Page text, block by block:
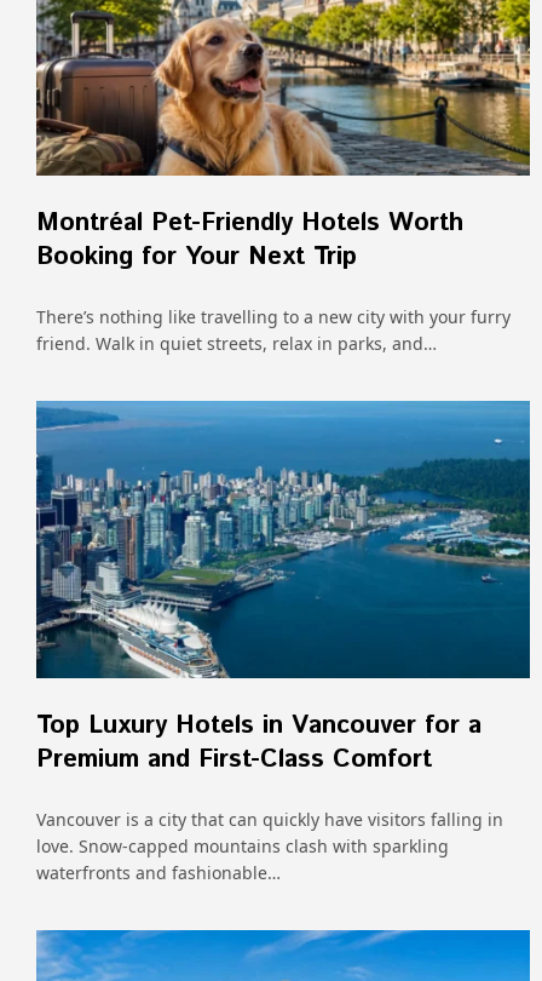
Montréal Pet-Friendly Hotels Worth
Booking for Your Next Trip
There’s nothing like travelling to a new city with your furry
friend. Walk in quiet streets, relax in parks, and…
Top Luxury Hotels in Vancouver for a
Premium and First-Class Comfort
Vancouver is a city that can quickly have visitors falling in
love. Snow-capped mountains clash with sparkling
waterfronts and fashionable…